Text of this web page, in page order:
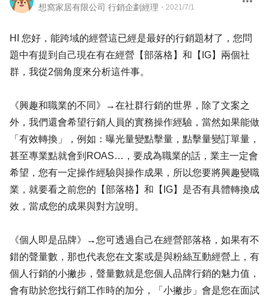
想窩家居有限公司 行銷企劃經理 ・ 2021/7/1
HI 您好，能跨域的經營這已經是最好的行銷題材了，您問
題中有提到自己現在有在經營【部落格】和【IG】兩個社
群，我從2個角度來分析這件事。
《興趣和職業的不同》→在社群行銷的世界，除了文案之
外，我們還會希望行銷人員的實務操作經驗，當然如果能做
「有效轉換」，例如：曝光量變點擊量，點擊量變訂單量，
甚至專業點就會到ROAS…，要成為職業的話，業主一定會
希望，您有一定操作經驗與操作成果，所以您要將興趣變職
業，就要看之前您的【部落格】和【IG】是否有具體轉換成
效，當成您的成果與對方說明。
《個人即是品牌》→您可透過自己在經營部落格，如果有不
錯的聲量數，那也代表您在文案或是與粉絲互動經營上，有
個人行銷的小撇步，聲量數就是您個人品牌行銷的魅力值，
會有助於您找行銷工作時的加分，「小撇步」會是您在面試